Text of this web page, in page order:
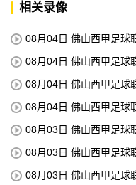
相关录像
08月04日 佛山西甲足球
08月04日 佛山西甲足球
08月04日 佛山西甲足球
08月04日 佛山西甲足球
08月03日 佛山西甲足球
08月03日 佛山西甲足球
08月03日 佛山西甲足球